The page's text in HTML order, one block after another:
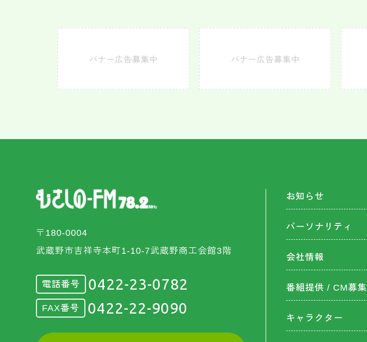
〒180-0004
武蔵野市吉祥寺本町1-10-7武蔵野商工会館3階
電話番号 0422-23-0782
FAX番号 0422-22-9090
お知らせ
パーソナリティ
会社情報
番組提供 / CM募集
キャラクター